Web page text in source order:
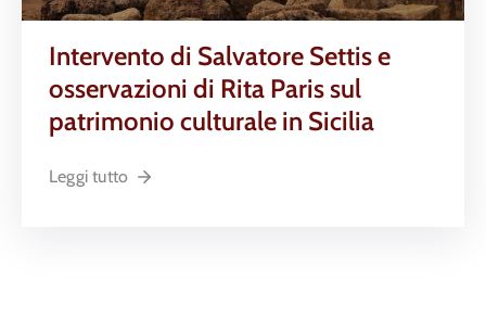
Intervento di Salvatore Settis e
osservazioni di Rita Paris sul
patrimonio culturale in Sicilia
Leggi tutto